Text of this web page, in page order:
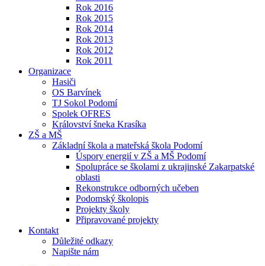
Rok 2016
Rok 2015
Rok 2014
Rok 2013
Rok 2012
Rok 2011
Organizace
Hasiči
OS Barvínek
TJ Sokol Podomí
Spolek OFRES
Království šneka Krasíka
ZŠ a MŠ
Základní škola a mateřská škola Podomí
Úspory energií v ZŠ a MŠ Podomí
Spolupráce se školami z ukrajinské Zakarpatské
oblasti
Rekonstrukce odborných učeben
Podomský školopis
Projekty školy
Připravované projekty
Kontakt
Důležité odkazy
Napište nám